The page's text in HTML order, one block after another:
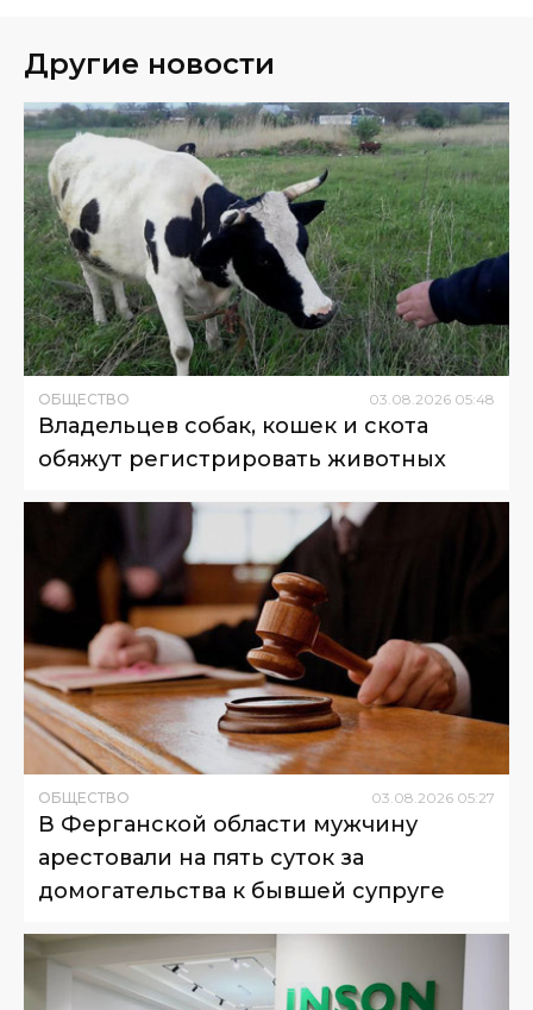
Другие новости
ОБЩЕСТВО 03 08 2026 05:48
Владельцев собак, кошек и скота
обяжут регистрировать животных
ОБЩЕСТВО 03.08.2026 05:27
В Ферганской области мужчину
арестовали на пять суток за
домогательства к бывшей супруге